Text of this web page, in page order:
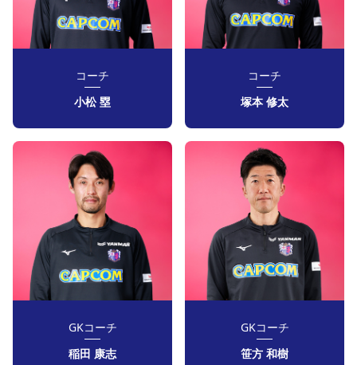
コーチ
小松 塁
コーチ
塚本 修太
GKコーチ
稲田 康志
GKコーチ
笹方 和樹